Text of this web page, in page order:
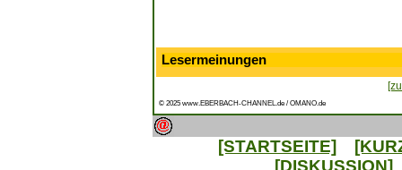
Lesermeinungen
© 2025 www.EBERBACH-CHANNEL.de / OMANO.de
[STARTSEITE]
[DISKUSSION]